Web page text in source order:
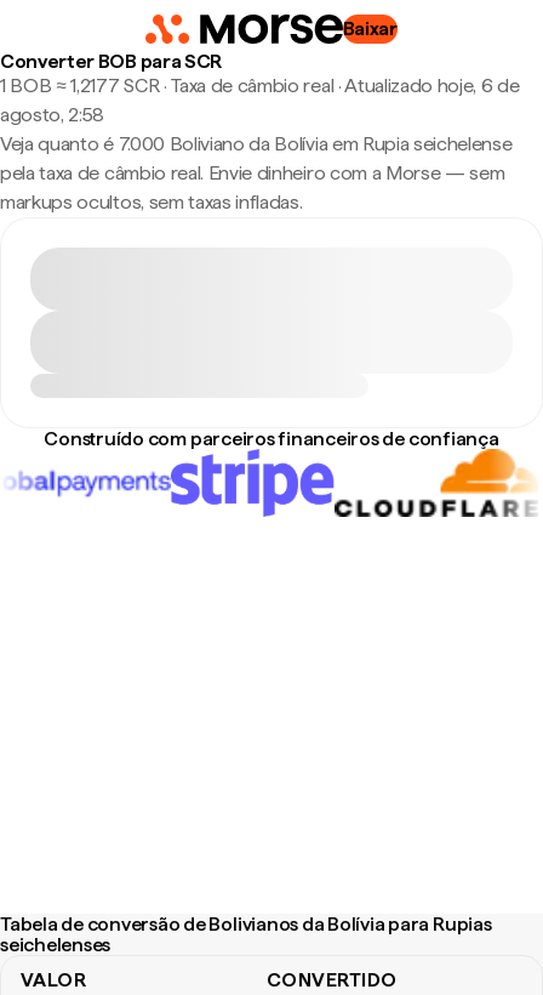
Baixar
Converter BOB para SCR
1 BOB ≈ 1,2177 SCR · Taxa de câmbio real ·Atualizado hoje, 6 de
agosto, 2:58
Veja quanto é 7.000 Boliviano da Bolívia em Rupia seichelense
pela taxa de câmbio real. Envie dinheiro com a Morse — sem
markups ocultos, sem taxas infladas.
Construído com parceiros financeiros de confiança
Tabela de conversão de Bolivianos da Bolívia para Rupias
seichelenses
VALOR CONVERTIDO